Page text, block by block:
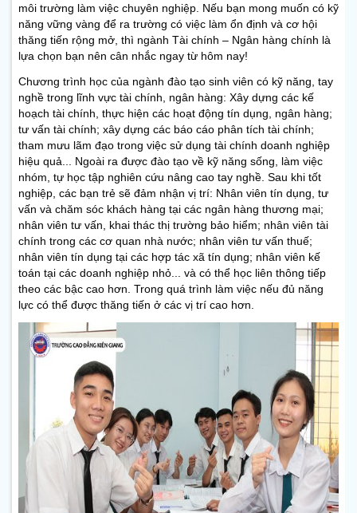
môi trường làm việc chuyên nghiệp. Nếu bạn mong muốn có kỹ
năng vững vàng để ra trường có việc làm ổn định và cơ hội
thăng tiến rộng mở, thì ngành Tài chính – Ngân hàng chính là
lựa chọn bạn nên cân nhắc ngay từ hôm nay!
Chương trình học của ngành đào tạo sinh viên có kỹ năng, tay
nghề trong lĩnh vực tài chính, ngân hàng: Xây dựng các kế
hoạch tài chính, thực hiện các hoạt động tín dụng, ngân hàng;
tư vấn tài chính; xây dựng các báo cáo phân tích tài chính;
tham mưu lãm đạo trong việc sử dụng tài chính doanh nghiệp
hiệu quả... Ngoài ra được đào tạo về kỹ năng sống, làm việc
nhóm, tự học tập nghiên cứu nâng cao tay nghề. Sau khi tốt
nghiệp, các bạn trẻ sẽ đảm nhận vị trí: Nhân viên tín dụng, tư
vấn và chăm sóc khách hàng tại các ngân hàng thương mại;
nhân viên tư vấn, khai thác thị trường bảo hiểm; nhân viên tài
chính trong các cơ quan nhà nước; nhân viên tư vấn thuế;
nhân viên tín dụng tại các hợp tác xã tín dụng; nhân viên kế
toán tại các doanh nghiệp nhỏ... và có thể học liên thông tiếp
theo các bậc cao hơn. Trong quá trình làm việc nếu đủ năng
lực có thể được thăng tiến ở các vị trí cao hơn.